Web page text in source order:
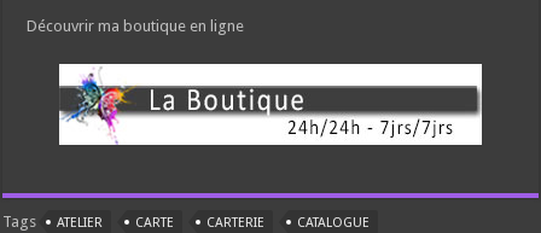
Découvrir ma boutique en ligne
Tags ATELIER CARTE CARTERIE
CATALOGUE